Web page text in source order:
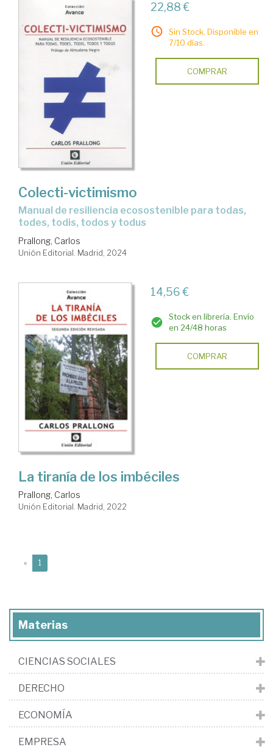
22,88 €
Sin Stock. Disponible en
7/10 días.
COMPRAR
Colecti-victimismo
Manual de resiliencia ecosostenible para todas,
todes, todis, todos y todus
Prallong, Carlos
Unión Editorial. Madrid, 2024
14,56 €
Stock en librería. Envío
en 24/48 horas
COMPRAR
La tiranía de los imbéciles
Prallong, Carlos
Unión Editorial. Madrid, 2022
« 1
Materias
CIENCIAS SOCIALES
DERECHO
ECONOMÍA
EMPRESA